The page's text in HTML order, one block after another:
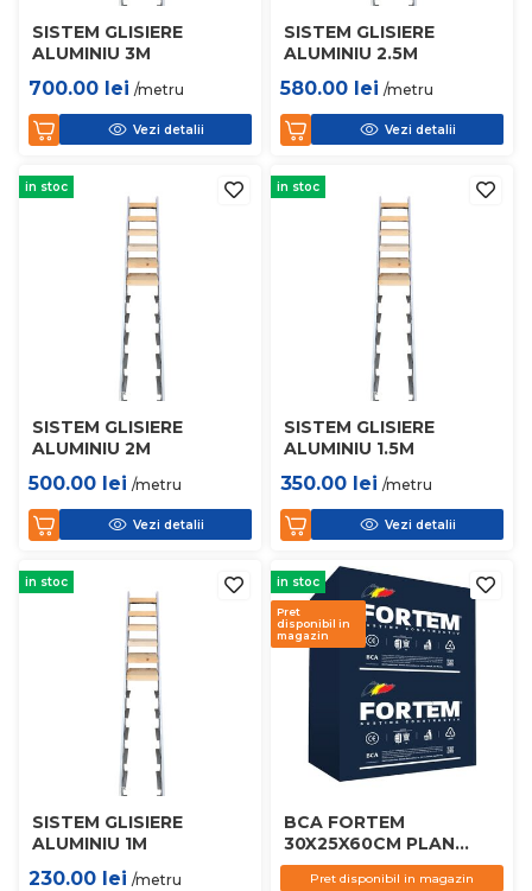
SISTEM GLISIERE
ALUMINIU 3M
700.00 lei /metru
Vezi detalii
SISTEM GLISIERE
ALUMINIU 2.5M
580.00 lei /metru
Vezi detalii
in stoc
SISTEM GLISIERE
ALUMINIU 2M
500.00 lei /metru
Vezi detalii
in stoc
SISTEM GLISIERE
ALUMINIU 1.5M
350.00 lei /metru
Vezi detalii
in stoc
SISTEM GLISIERE
ALUMINIU 1M
230.00 lei /metru
in stoc
Pret
disponibil in
magazin
BCA FORTEM
30X25X60CM PLAN
D450
Pret disponibil in magazin